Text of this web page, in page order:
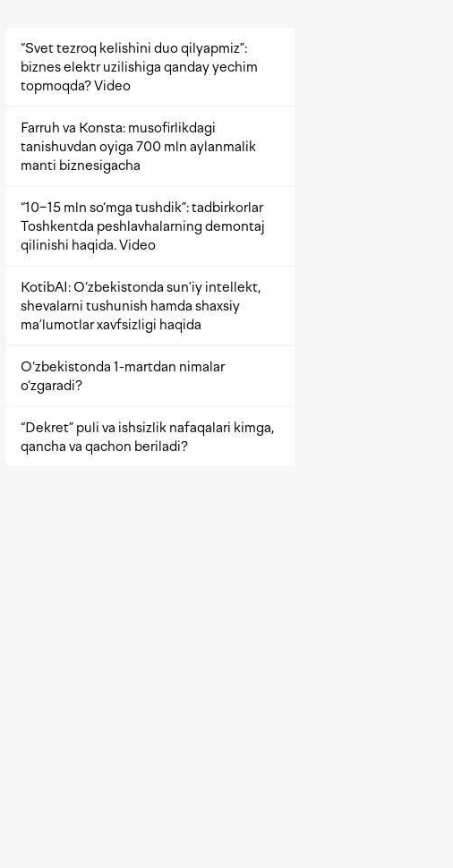
“Svet tezroq kelishini duo qilyapmiz”:
biznes elektr uzilishiga qanday yechim
topmoqda? Video
Farruh va Konsta: musofirlikdagi
tanishuvdan oyiga 700 mln aylanmalik
manti biznesigacha
“10−15 mln so‘mga tushdik”: tadbirkorlar
Toshkentda peshlavhalarning demontaj
qilinishi haqida. Video
KotibAI: O‘zbekistonda sun’iy intellekt,
shevalarni tushunish hamda shaxsiy
ma’lumotlar xavfsizligi haqida
O‘zbekistonda 1-martdan nimalar
o‘zgaradi?
“Dekret” puli va ishsizlik nafaqalari kimga,
qancha va qachon beriladi?